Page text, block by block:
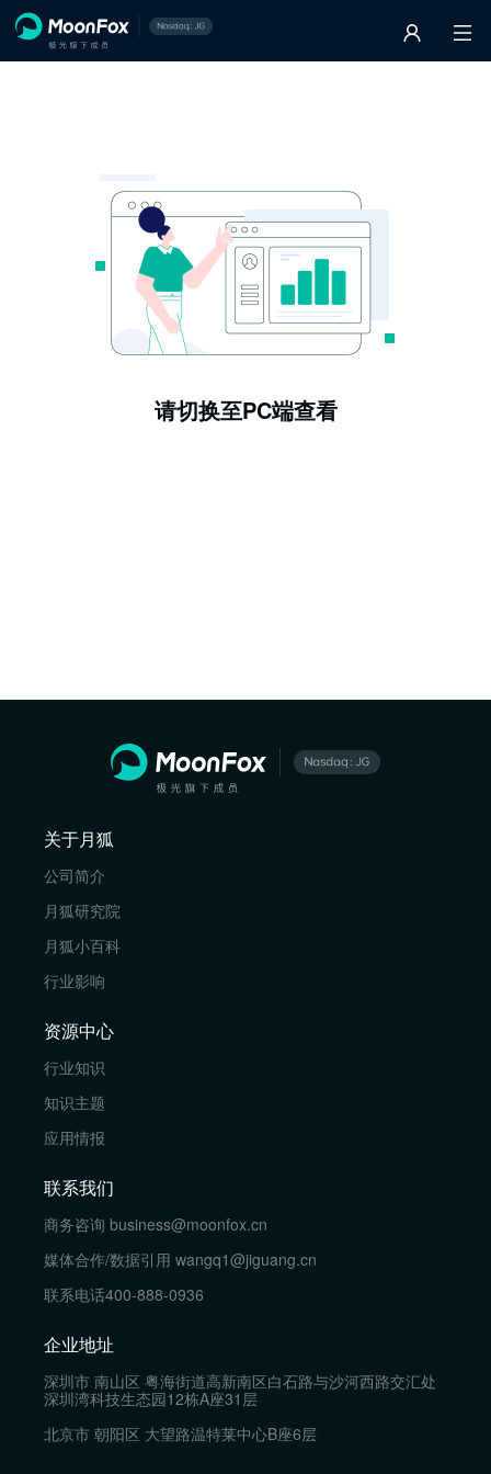
请切换至PC端查看
关于月狐
公司简介
月狐研究院
月狐小百科
行业影响
资源中心
行业知识
知识主题
应用情报
联系我们
商务咨询 business@moonfox.cn
媒体合作/数据引用 wangq1@jiguang.cn
联系电话400-888-0936
企业地址
深圳市 南山区 粤海街道高新南区白石路与沙河西路交汇处
深圳湾科技生态园12栋A座31层
北京市 朝阳区 大望路温特莱中心B座6层